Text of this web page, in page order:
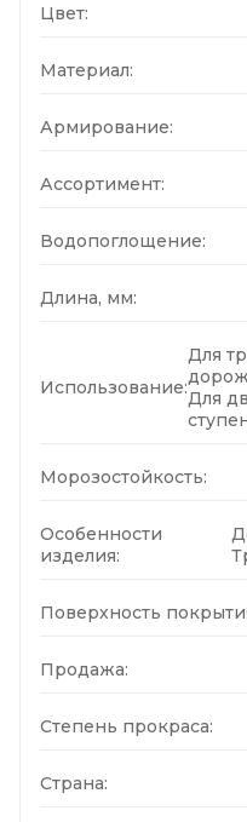
Цвет:
Материал:
Армирование:
Ассортимент:
Водопоглощение:
Длина, мм:
Использование:
Для
Для
Морозостойкость:
Особенности
изделия:
Поверхность
Продажа:
Степень прокраса:
Страна: